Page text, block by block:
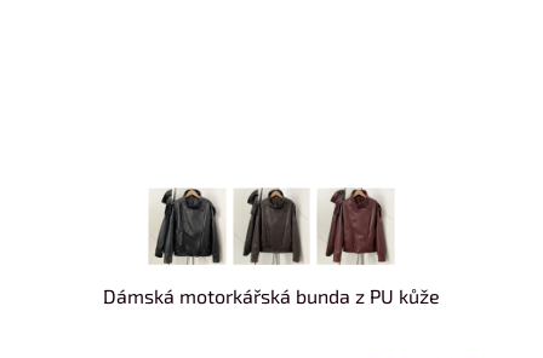
Dámská motorkářská bunda z PU kůže